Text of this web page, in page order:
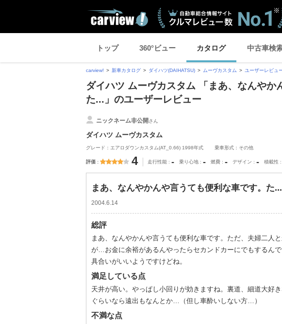
トップ 360°ビュー カタログ 中古車検
carview! 新車カタログ ダイハツ(DAIHATSU) ムーヴカスタム ユーザーレビュ
ダイハツ ムーヴカスタム 「まあ、なんやか
た...」のユーザーレビュー
ニックネーム非公開さん
ダイハツ ムーヴカスタム
グレード：エアロダウンカスタム(AT_0.66) 1998年式 乗車形式：その他
評価 4 走行性能 - 乗り心地 - 燃費 - デザイン - 積載性
まあ、なんやかんや言うても便利な車です。た...
2004.6.14
総評
まあ、なんやかんや言うても便利な車です。ただ、夫婦二人
が…お金に余裕があるんやったらセカンドカーにでもするん
具合いがいいようですけどね。
満足している点
天井が高い。やっぱし小回りが効きますね。裏道、細道大好
ぐらいなら遠出もなんとか…（但し車酔いしない方…）
不満な点